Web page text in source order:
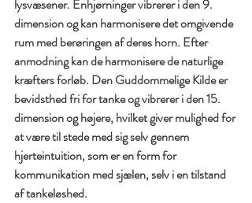
lysvæsener. Enhjørninger vibrerer i den 9.
dimension og kan harmonisere det omgivende
rum med berøringen af ​​deres horn. Efter
anmodning kan de harmonisere de naturlige
kræfters forløb. Den Guddommelige Kilde er
bevidsthed fri for tanke og vibrerer i den 15.
dimension og højere, hvilket giver mulighed for
at være til stede med sig selv gennem
hjerteintuition, som er en form for
kommunikation med sjælen, selv i en tilstand
af tankeløshed.